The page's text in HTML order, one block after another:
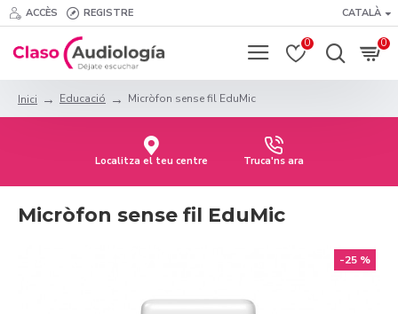
ACCÈS REGISTRE CATALÀ
0 0
Inici Educació Micròfon sense fil EduMic
Localitza el teu centre Truca'ns ara
Micròfon sense fil EduMic
-25 %